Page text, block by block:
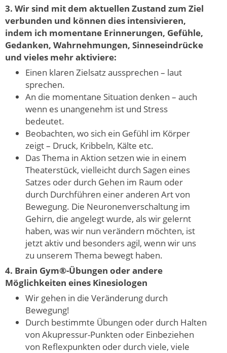
3. Wir sind mit dem aktuellen Zustand zum Ziel
verbunden und können dies intensivieren,
indem ich momentane Erinnerungen, Gefühle,
Gedanken, Wahrnehmungen, Sinneseindrücke
und vieles mehr aktiviere:
Einen klaren Zielsatz aussprechen – laut
sprechen.
An die momentane Situation denken – auch
wenn es unangenehm ist und Stress
bedeutet.
Beobachten, wo sich ein Gefühl im Körper
zeigt – Druck, Kribbeln, Kälte etc.
Das Thema in Aktion setzen wie in einem
Theaterstück, vielleicht durch Sagen eines
Satzes oder durch Gehen im Raum oder
durch Durchführen einer anderen Art von
Bewegung. Die Neuronenverschaltung im
Gehirn, die angelegt wurde, als wir gelernt
haben, was wir nun verändern möchten, ist
jetzt aktiv und besonders agil, wenn wir uns
zu unserem Thema bewegt haben.
4. Brain Gym®-Übungen oder andere
Möglichkeiten eines Kinesiologen
Wir gehen in die Veränderung durch
Bewegung!
Durch bestimmte Übungen oder durch Halten
von Akupressur-Punkten oder Einbeziehen
von Reflexpunkten oder durch viele, viele